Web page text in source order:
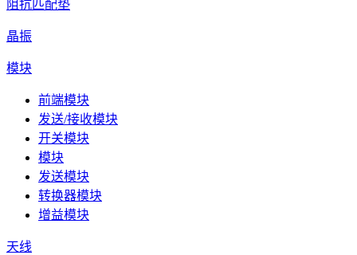
阻抗匹配垫
晶振
模块
前端模块
发送/接收模块
开关模块
模块
发送模块
转换器模块
增益模块
天线